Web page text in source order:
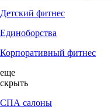
Детский фитнес
Единоборства
Корпоративный фитнес
еще
скрыть
СПА салоны